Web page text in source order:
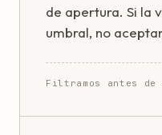
de apertura. Si la
umbral, no
Filtramos antes de